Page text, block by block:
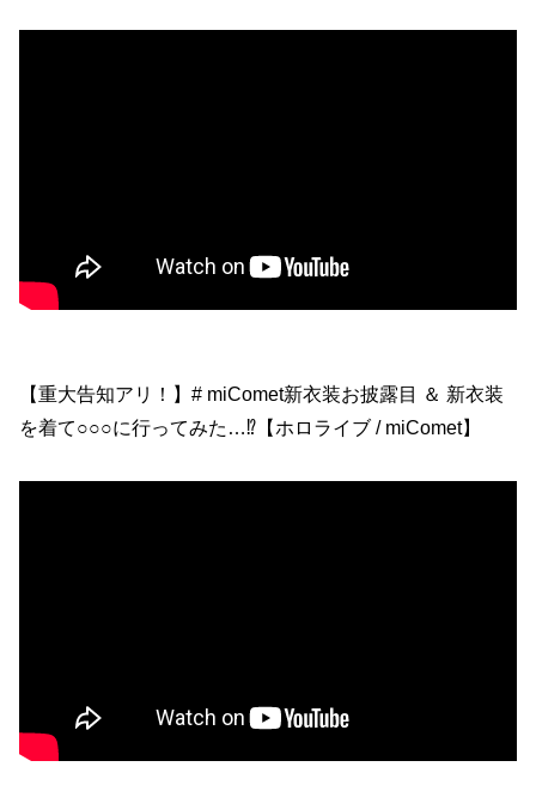
【重大告知アリ！】# miComet新衣装お披露目 ＆ 新衣装
を着て○○○に行ってみた…⁉【ホロライブ / miComet】